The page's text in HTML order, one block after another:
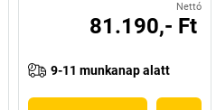
Nettó
81.190,- Ft
9-11 munkanap alatt